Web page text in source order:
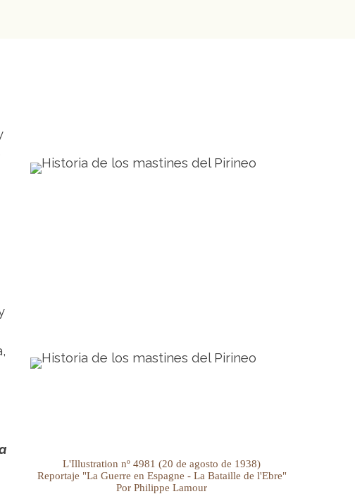
L'Illustration nº 4981 (20 de agosto de 1938)
Reportaje "La Guerre en Espagne - La Bataille de l'Ebre"
Por Philippe Lamour